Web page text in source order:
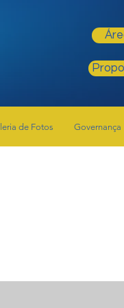
de Fotos Governança